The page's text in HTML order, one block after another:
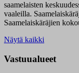
saamelaisten
vaaleilla.
Saamelaiskäräjien
Näytä kaikki
Vastuualueet